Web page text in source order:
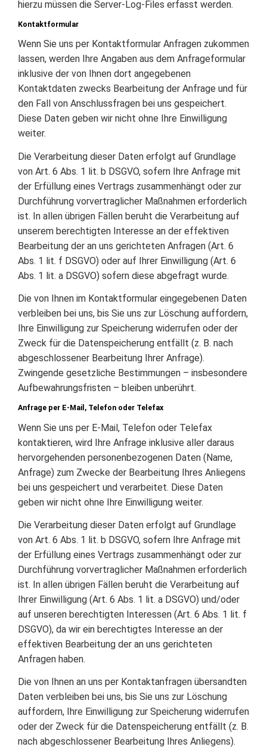
hierzu müssen die Server-Log-Files erfasst werden.
Kontaktformular
Wenn Sie uns per Kontaktformular Anfragen zukommen
lassen, werden Ihre Angaben aus dem Anfrageformular
inklusive der von Ihnen dort angegebenen
Kontaktdaten zwecks Bearbeitung der Anfrage und für
den Fall von Anschlussfragen bei uns gespeichert.
Diese Daten geben wir nicht ohne Ihre Einwilligung
weiter.
Die Verarbeitung dieser Daten erfolgt auf Grundlage
von Art. 6 Abs. 1 lit. b DSGVO, sofern Ihre Anfrage mit
der Erfüllung eines Vertrags zusammenhängt oder zur
Durchführung vorvertraglicher Maßnahmen erforderlich
ist. In allen übrigen Fällen beruht die Verarbeitung auf
unserem berechtigten Interesse an der effektiven
Bearbeitung der an uns gerichteten Anfragen (Art. 6
Abs. 1 lit. f DSGVO) oder auf Ihrer Einwilligung (Art. 6
Abs. 1 lit. a DSGVO) sofern diese abgefragt wurde.
Die von Ihnen im Kontaktformular eingegebenen Daten
verbleiben bei uns, bis Sie uns zur Löschung auffordern,
Ihre Einwilligung zur Speicherung widerrufen oder der
Zweck für die Datenspeicherung entfällt (z. B. nach
abgeschlossener Bearbeitung Ihrer Anfrage).
Zwingende gesetzliche Bestimmungen – insbesondere
Aufbewahrungsfristen – bleiben unberührt.
Anfrage per E-Mail, Telefon oder Telefax
Wenn Sie uns per E-Mail, Telefon oder Telefax
kontaktieren, wird Ihre Anfrage inklusive aller daraus
hervorgehenden personenbezogenen Daten (Name,
Anfrage) zum Zwecke der Bearbeitung Ihres Anliegens
bei uns gespeichert und verarbeitet. Diese Daten
geben wir nicht ohne Ihre Einwilligung weiter.
Die Verarbeitung dieser Daten erfolgt auf Grundlage
von Art. 6 Abs. 1 lit. b DSGVO, sofern Ihre Anfrage mit
der Erfüllung eines Vertrags zusammenhängt oder zur
Durchführung vorvertraglicher Maßnahmen erforderlich
ist. In allen übrigen Fällen beruht die Verarbeitung auf
Ihrer Einwilligung (Art. 6 Abs. 1 lit. a DSGVO) und/oder
auf unseren berechtigten Interessen (Art. 6 Abs. 1 lit. f
DSGVO), da wir ein berechtigtes Interesse an der
effektiven Bearbeitung der an uns gerichteten
Anfragen haben.
Die von Ihnen an uns per Kontaktanfragen übersandten
Daten verbleiben bei uns, bis Sie uns zur Löschung
auffordern, Ihre Einwilligung zur Speicherung widerrufen
oder der Zweck für die Datenspeicherung entfällt (z. B.
nach abgeschlossener Bearbeitung Ihres Anliegens).